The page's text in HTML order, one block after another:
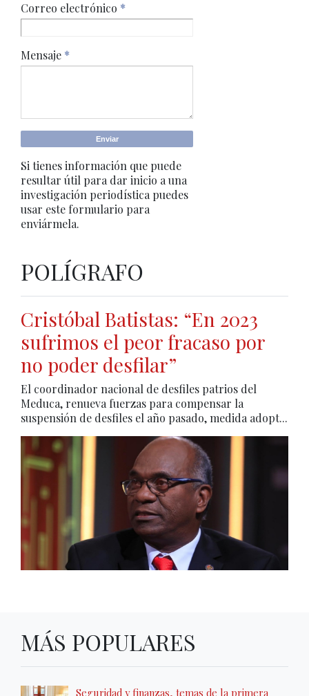
Correo electrónico *
Mensaje *
Si tienes información que puede
resultar útil para dar inicio a una
investigación periodística puedes
usar este formulario para
enviármela.
POLÍGRAFO
Cristóbal Batistas: “En 2023
sufrimos el peor fracaso por
no poder desfilar”
El coordinador nacional de desfiles patrios del
Meduca, renueva fuerzas para compensar la
suspensión de desfiles el año pasado, medida adopt...
MÁS POPULARES
Seguridad y finanzas, temas de la primera